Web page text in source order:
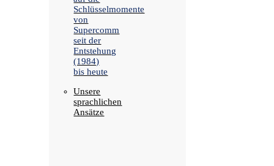
Schlüsselmomente
von
Supercomm
seit der
Entstehung
(1984)
bis heute
Unsere
sprachlichen
Ansätze